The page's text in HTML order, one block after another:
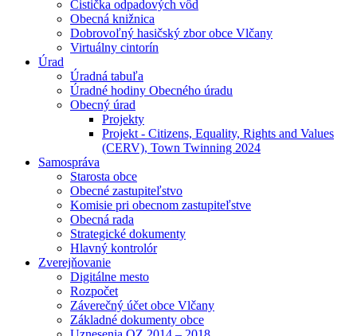
Čistička odpadových vôd
Obecná knižnica
Dobrovoľný hasičský zbor obce Vlčany
Virtuálny cintorín
Úrad
Úradná tabuľa
Úradné hodiny Obecného úradu
Obecný úrad
Projekty
Projekt - Citizens, Equality, Rights and Values
(CERV), Town Twinning 2024
Samospráva
Starosta obce
Obecné zastupiteľstvo
Komisie pri obecnom zastupiteľstve
Obecná rada
Strategické dokumenty
Hlavný kontrolór
Zverejňovanie
Digitálne mesto
Rozpočet
Záverečný účet obce Vlčany
Základné dokumenty obce